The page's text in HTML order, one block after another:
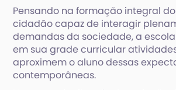
Pensando na formação integral
cidadão capaz de interagir
demandas da sociedade, a
em sua grade curricular
aproximem o aluno dessas
contemporâneas.